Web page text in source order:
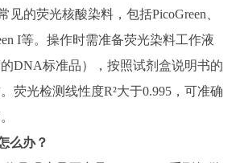
见的荧光核酸染料，包括PicoGreen、
I等。操作时需准备荧光染料工作液
DNA标准品），按照试剂盒说明书的
荧光检测线性度R²大于0.995，可准确
么办？